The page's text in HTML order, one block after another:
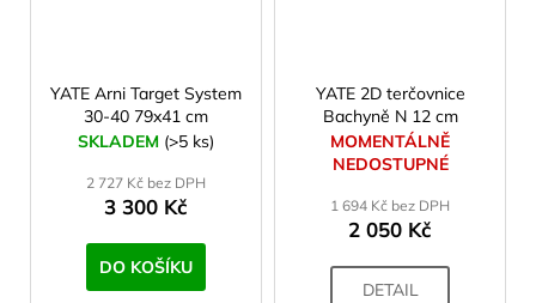
YATE Arni Target System
30-40 79x41 cm
SKLADEM (>5 ks)
2 727 Kč bez DPH
3 300 Kč
DO KOŠÍKU
YATE 2D terčovnice
Bachyně N 12 cm
MOMENTÁLNĚ
NEDOSTUPNÉ
1 694 Kč bez DPH
2 050 Kč
DETAIL